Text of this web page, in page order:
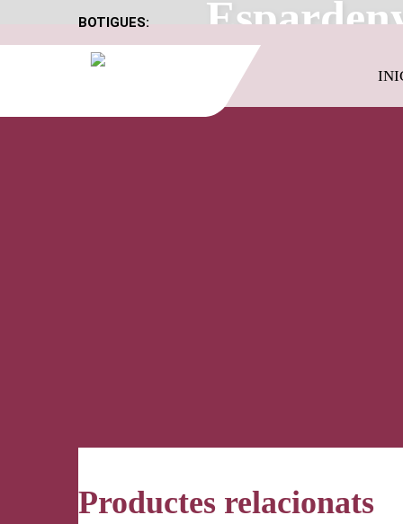
BOTIGUES:
Productes relacionats